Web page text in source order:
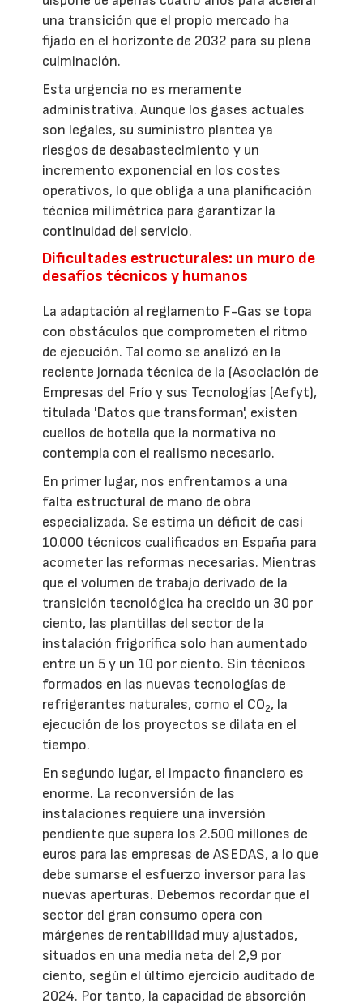
una transición que el propio mercado ha
fijado en el horizonte de 2032 para su plena
culminación.
Esta urgencia no es meramente
administrativa. Aunque los gases actuales
son legales, su suministro plantea ya
riesgos de desabastecimiento y un
incremento exponencial en los costes
operativos, lo que obliga a una planificación
técnica milimétrica para garantizar la
continuidad del servicio.
Dificultades estructurales: un muro de
desafíos técnicos y humanos
La adaptación al reglamento F-Gas se topa
con obstáculos que comprometen el ritmo
de ejecución. Tal como se analizó en la
reciente jornada técnica de la (Asociación de
Empresas del Frío y sus Tecnologías (Aefyt),
titulada 'Datos que transforman', existen
cuellos de botella que la normativa no
contempla con el realismo necesario.
En primer lugar, nos enfrentamos a una
falta estructural de mano de obra
especializada. Se estima un déficit de casi
10.000 técnicos cualificados en España para
acometer las reformas necesarias. Mientras
que el volumen de trabajo derivado de la
transición tecnológica ha crecido un 30 por
ciento, las plantillas del sector de la
instalación frigorífica solo han aumentado
entre un 5 y un 10 por ciento. Sin técnicos
formados en las nuevas tecnologías de
refrigerantes naturales, como el CO2, la
ejecución de los proyectos se dilata en el
tiempo.
En segundo lugar, el impacto financiero es
enorme. La reconversión de las
instalaciones requiere una inversión
pendiente que supera los 2.500 millones de
euros para las empresas de ASEDAS, a lo que
debe sumarse el esfuerzo inversor para las
nuevas aperturas. Debemos recordar que el
sector del gran consumo opera con
márgenes de rentabilidad muy ajustados,
situados en una media neta del 2,9 por
ciento, según el último ejercicio auditado de
2024. Por tanto, la capacidad de absorción